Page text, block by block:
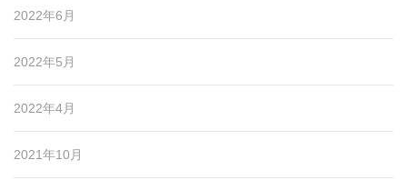
2022年6月
2022年5月
2022年4月
2021年10月